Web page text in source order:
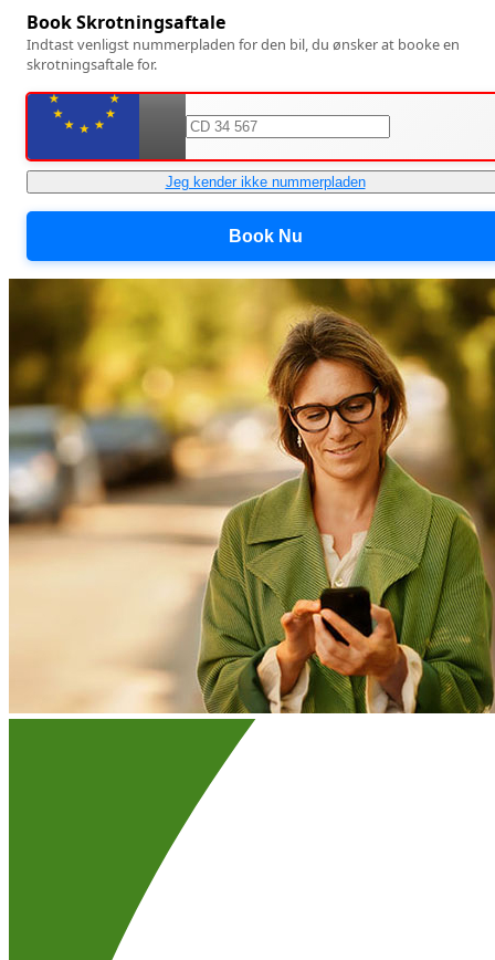
Book Skrotningsaftale
Indtast venligst nummerpladen for den bil, du ønsker at booke en
skrotningsaftale for.
Jeg kender ikke nummerpladen
Book Nu